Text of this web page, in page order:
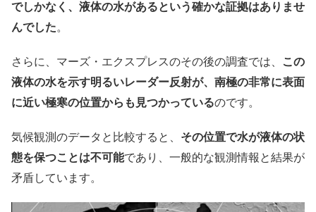
でしかなく、液体の水があるという確かな証拠はありませ
んでした。
さらに、マーズ・エクスプレスのその後の調査では、 この
液体の水を示す明るいレーダー反射が、南極の非常に表面
に近い極寒の位置からも見つかっているのです。
気候観測のデータと比較すると、 その位置で水が液体の状
態を保つことは不可能であり、一般的な観測情報と結果が
矛盾しています。